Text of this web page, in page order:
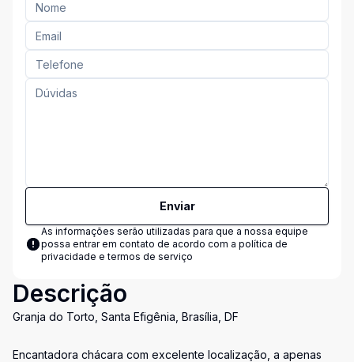
Enviar
As informações serão utilizadas para que a nossa equipe
possa entrar em contato de acordo com a política de
privacidade e termos de serviço
Descrição
Granja do Torto, Santa Efigênia, Brasília, DF
Encantadora chácara com excelente localização, a apenas